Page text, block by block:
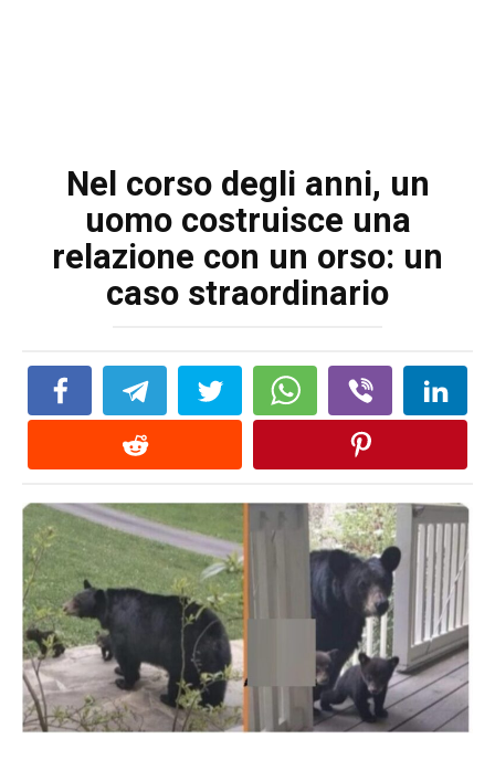
Nel corso degli anni, un
uomo costruisce una
relazione con un orso: un
caso straordinario